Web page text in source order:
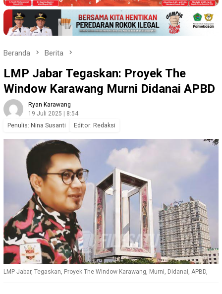
Beranda Berita
LMP Jabar Tegaskan: Proyek The
Window Karawang Murni Didanai APBD
Ryan Karawang
19 Juli 2025 | 8:54
Penulis: Nina Susanti Editor: Redaksi
LMP Jabar, Tegaskan, Proyek The Window Karawang, Murni, Didanai, APBD,